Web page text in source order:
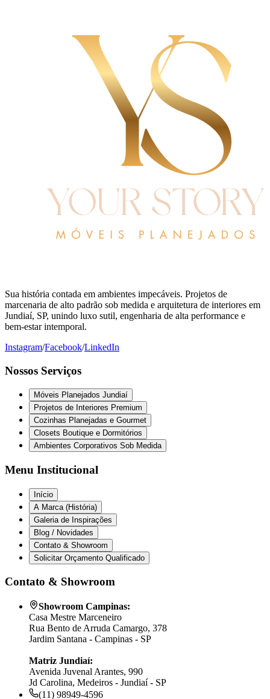
Sua história contada em ambientes impecáveis. Projetos de
marcenaria de alto padrão sob medida e arquitetura de interiores em
Jundiaí, SP, unindo luxo sutil, engenharia de alta performance e
bem-estar intemporal.
Instagram/Facebook/LinkedIn
Nossos Serviços
Móveis Planejados Jundiaí
Projetos de Interiores Premium
Cozinhas Planejadas e Gourmet
Closets Boutique e Dormitórios
Ambientes Corporativos Sob Medida
Menu Institucional
Início
A Marca (História)
Galeria de Inspirações
Blog / Novidades
Contato & Showroom
Solicitar Orçamento Qualificado
Contato & Showroom
Showroom Campinas:
Casa Mestre Marceneiro
Rua Bento de Arruda Camargo, 378
Jardim Santana - Campinas - SP
Matriz Jundiaí:
Avenida Juvenal Arantes, 990
Jd Carolina, Medeiros - Jundiaí - SP
(11) 98949-4596